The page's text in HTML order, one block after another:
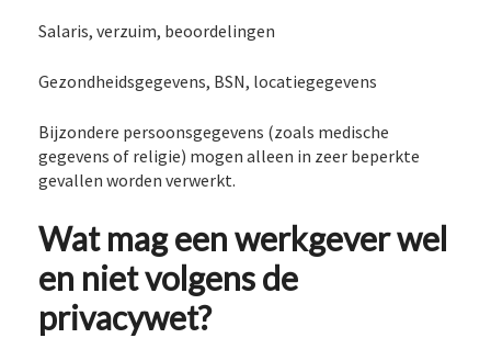
Salaris, verzuim, beoordelingen
Gezondheidsgegevens, BSN, locatiegegevens
Bijzondere persoonsgegevens (zoals medische
gegevens of religie) mogen alleen in zeer beperkte
gevallen worden verwerkt.
Wat mag een werkgever wel
en niet volgens de
privacywet?